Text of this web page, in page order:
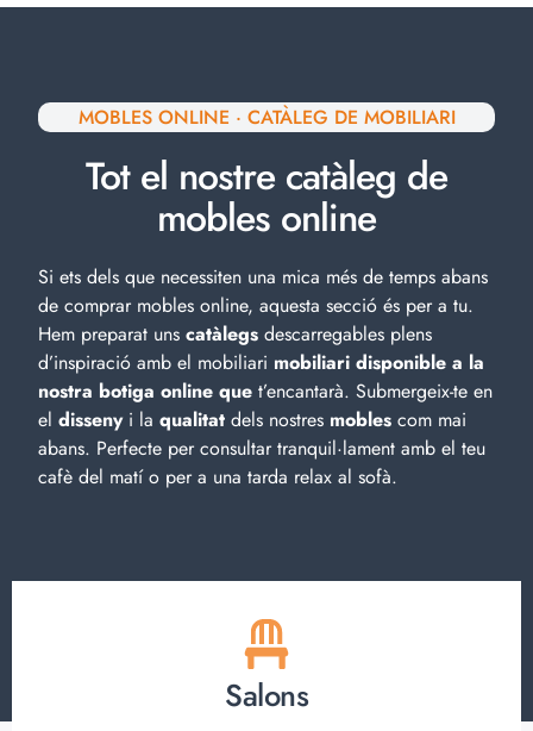
MOBLES ONLINE · CATÀLEG DE MOBILIARI
Tot el nostre catàleg de
mobles online
Si ets dels que necessiten una mica més de temps abans
de comprar mobles online, aquesta secció és per a tu.
Hem preparat uns catàlegs descarregables plens
d’inspiració amb el mobiliari mobiliari disponible a la
nostra botiga online que t’encantarà. Submergeix-te en
el dissenyi la qualitat dels nostres mobles com mai
abans. Perfecte per consultar tranquil·lament amb el teu
cafè del matí o per a una tarda relax al sofà.
Salons